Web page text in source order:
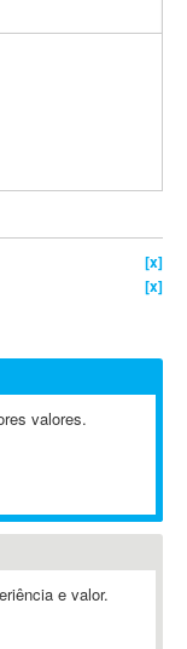
[x]
[x]
valores.
e valor.